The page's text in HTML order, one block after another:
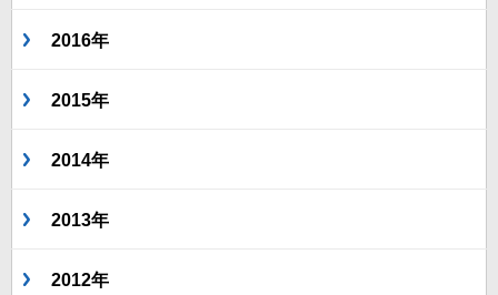
2016年
2015年
2014年
2013年
2012年